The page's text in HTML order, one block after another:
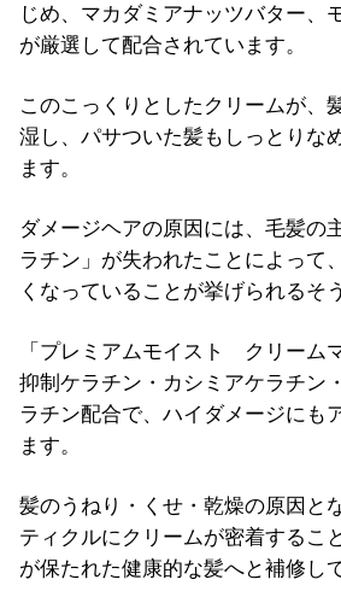
じめ、マカダミアナッツバター、
が厳選して配合されています。
このこっくりとしたクリームが、
湿し、パサついた髪もしっとりな
ます。
ダメージヘアの原因には、毛髪の
ラチン」が失われたことによって
くなっていることが挙げられるそう
「プレミアムモイスト クリーム
抑制ケラチン・カシミアケラチン
ラチン配合で、ハイダメージにも
ます。
髪のうねり・くせ・乾燥の原因と
ティクルにクリームが密着するこ
が保たれた健康的な髪へと補修し